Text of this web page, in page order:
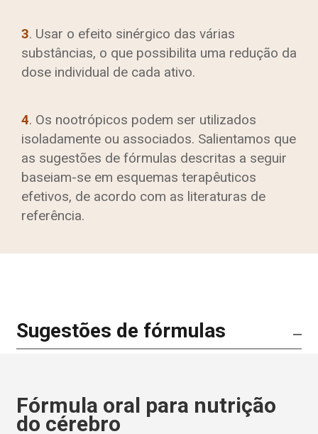
3. Usar o efeito sinérgico das várias
substâncias, o que possibilita uma redução da
dose individual de cada ativo.
4. Os nootrópicos podem ser utilizados
isoladamente ou associados. Salientamos que
as sugestões de fórmulas descritas a seguir
baseiam-se em esquemas terapêuticos
efetivos, de acordo com as literaturas de
referência.
Sugestões de fórmulas
Fórmula oral para nutrição
do cérebro